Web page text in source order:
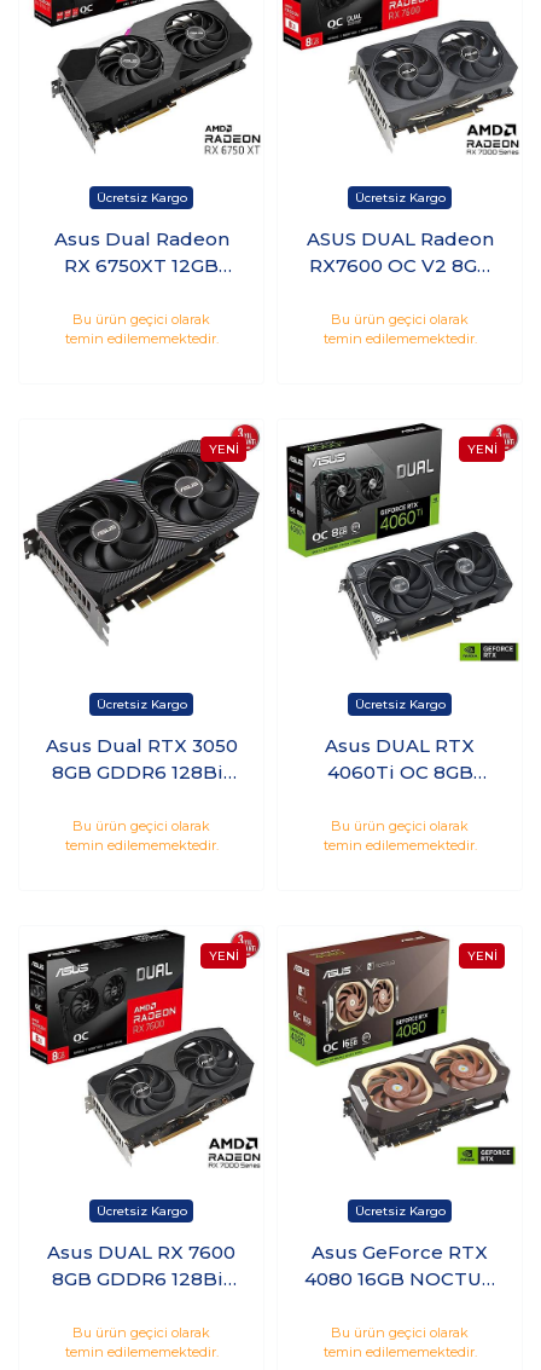
Asus Dual Radeon
RX 6750XT 12GB
Ekran Kartı
Bu ürün geçici olarak
temin edilememektedir.
ASUS DUAL Radeon
RX7600 OC V2 8GB
Ekran Kartı
Bu ürün geçici olarak
temin edilememektedir.
Asus Dual RTX 3050
8GB GDDR6 128Bit
Bu ürün geçici olarak
temin edilememektedir.
Asus DUAL RTX
4060Ti OC 8GB
Ekran Kartı
Bu ürün geçici olarak
temin edilememektedir.
Asus DUAL RX 7600
8GB GDDR6 128Bit
Bu ürün geçici olarak
temin edilememektedir.
Asus GeForce RTX
4080 16GB NOCTUA
Nvidia Ekran Kartı
Bu ürün geçici olarak
temin edilememektedir.